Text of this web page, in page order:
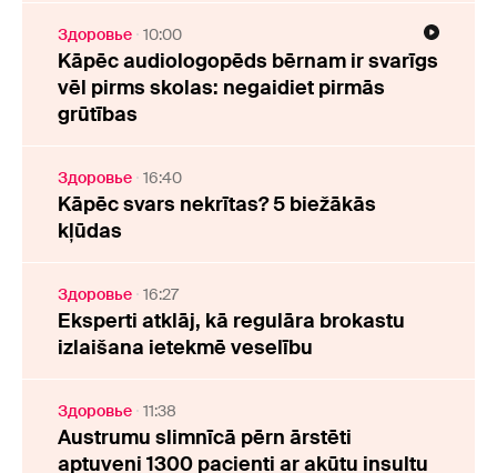
Здоровье 10:00
Kāpēc audiologopēds bērnam ir svarīgs
vēl pirms skolas: negaidiet pirmās
grūtības
Здоровье 16:40
Kāpēc svars nekrītas? 5 biežākās
kļūdas
Здоровье 16:27
Eksperti atklāj, kā regulāra brokastu
izlaišana ietekmē veselību
Здоровье 11:38
Austrumu slimnīcā pērn ārstēti
aptuveni 1300 pacienti ar akūtu insultu